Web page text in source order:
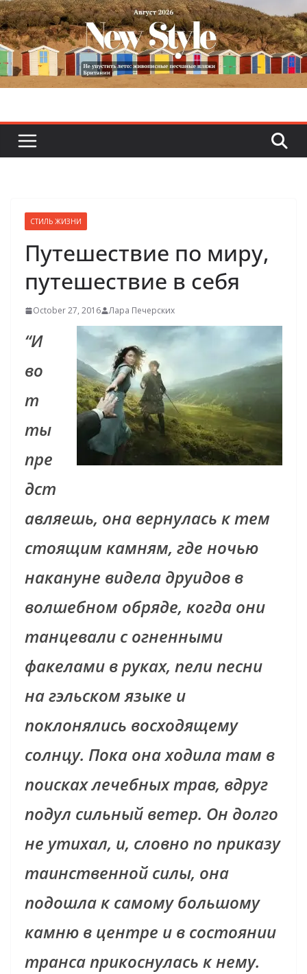
Skip
to
content
СТИЛЬ ЖИЗНИ
Путешествие по миру,
путешествие в себя
October 27, 2016 Лара Печерских
“И
во
т
ты
пре
дст
авляешь, она вернулась к тем
стоящим камням, где ночью
накануне видела друидов в
волшебном обряде, когда они
танцевали с огненными
факелами в руках, пели песни
на гэльском языке и
поклонялись восходящему
солнцу. Пока она ходила там в
поисках лечебных трав, вдруг
подул сильный ветер. Он долго
не утихал, и, словно по приказу
таинственной силы, она
подошла к самому большому
камню в центре и в состоянии
транса прикоснулась к нему.